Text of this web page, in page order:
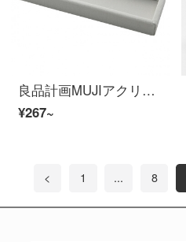
良品計画MUJIアクリルメガネ/小物収納箱用ベロア内箱仕切り板グレー
¥267~
< 1 ... 8